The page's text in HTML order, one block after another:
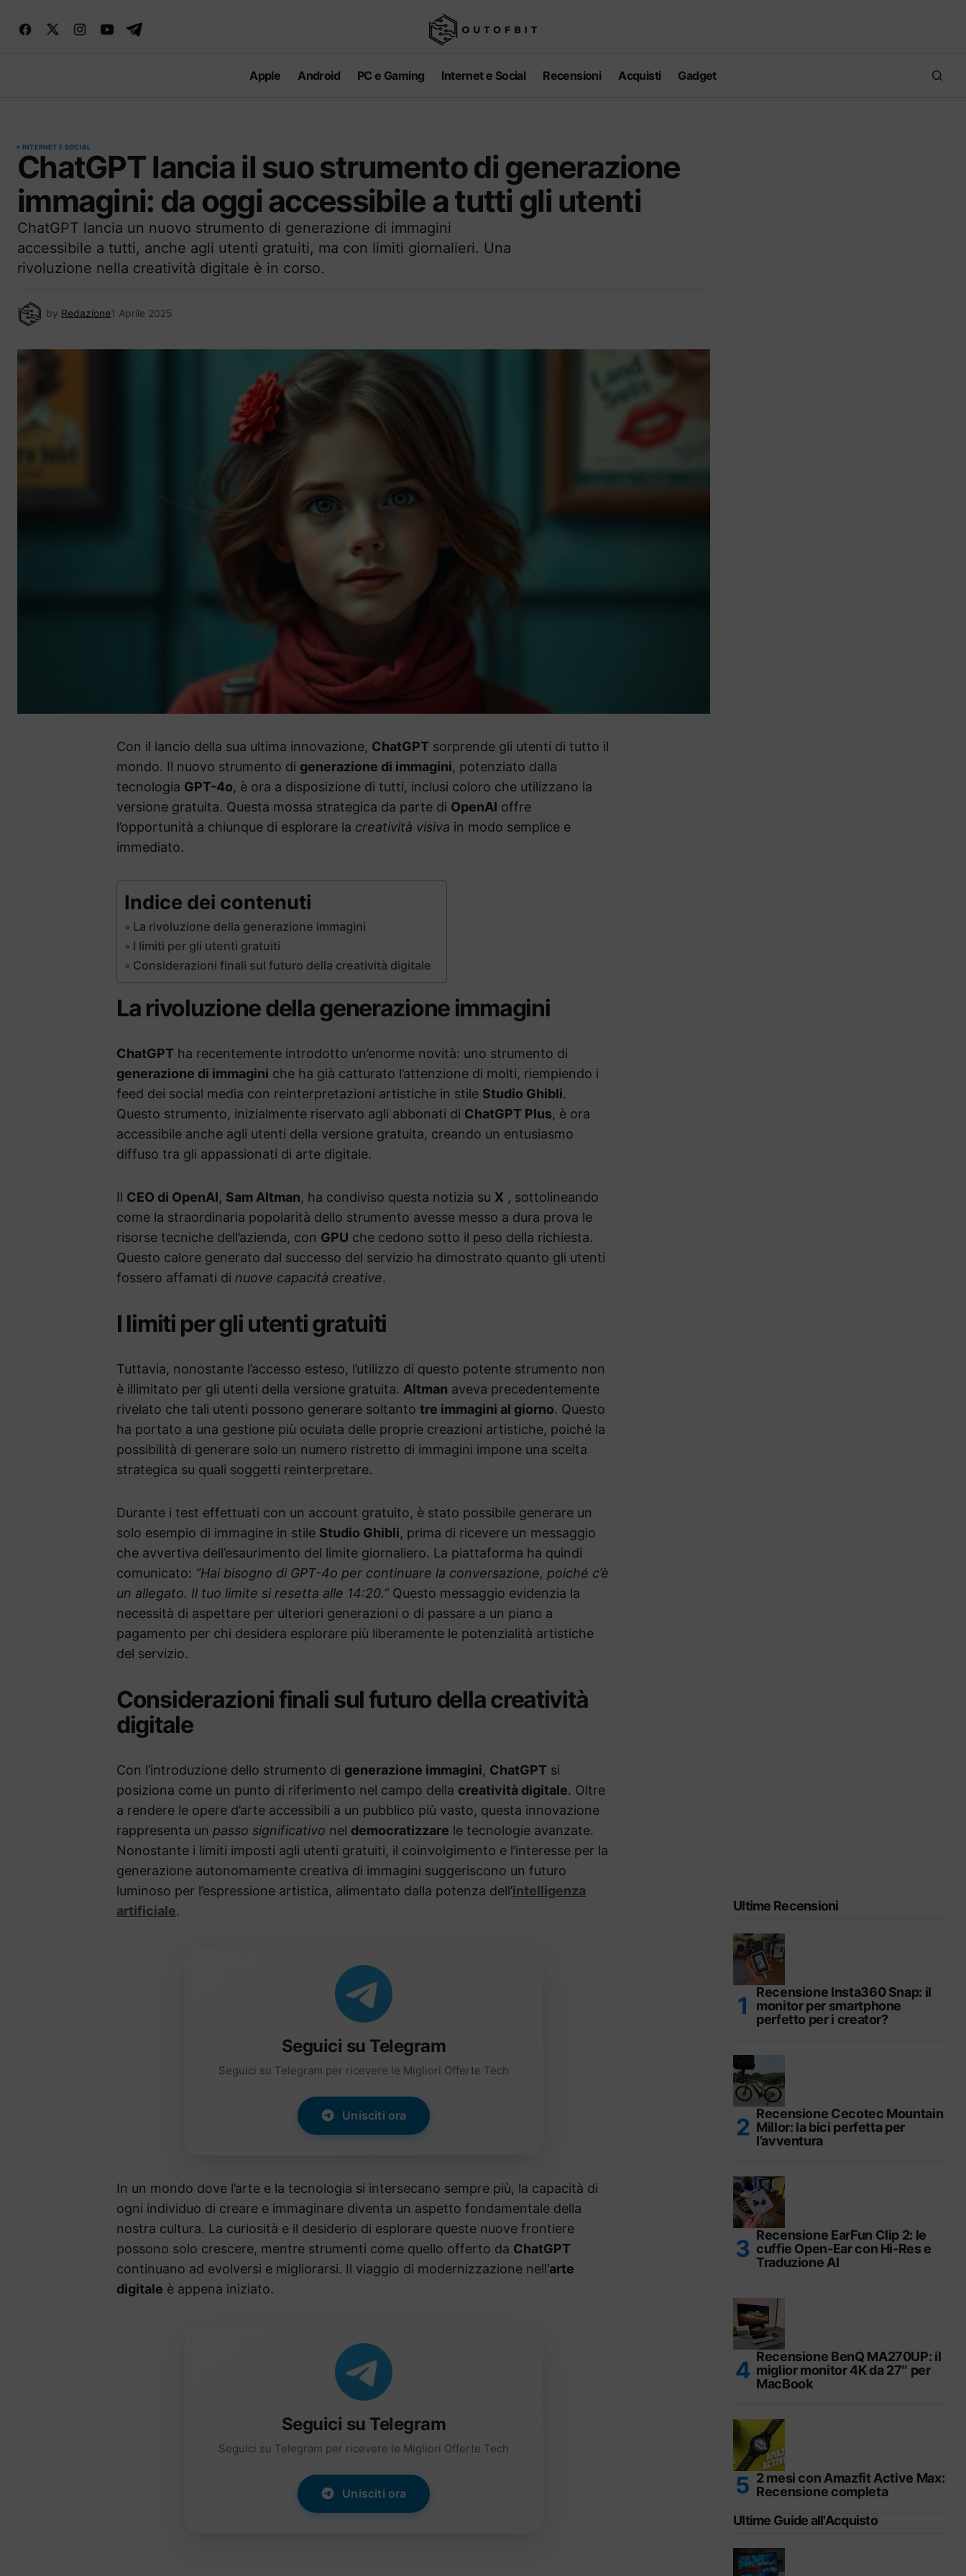
Apple Android PC e Gaming Internet e Social Recensioni Acquisti Gadget
INTERNET E SOCIAL
ChatGPT lancia il suo strumento di generazione
immagini: da oggi accessibile a tutti gli utenti
ChatGPT lancia un nuovo strumento di generazione di immagini
accessibile a tutti, anche agli utenti gratuiti, ma con limiti giornalieri. Una
rivoluzione nella creatività digitale è in corso.
by Redazione1 Aprile 2025
Con il lancio della sua ultima innovazione, ChatGPT sorprende gli utenti di tutto il
mondo. Il nuovo strumento di generazione di immagini, potenziato dalla
tecnologia GPT-4o, è ora a disposizione di tutti, inclusi coloro che utilizzano la
versione gratuita. Questa mossa strategica da parte di OpenAI offre
l’opportunità a chiunque di esplorare la creatività visiva in modo semplice e
immediato.
Indice dei contenuti
La rivoluzione della generazione immagini
I limiti per gli utenti gratuiti
Considerazioni finali sul futuro della creatività digitale
La rivoluzione della generazione immagini
ChatGPT ha recentemente introdotto un’enorme novità: uno strumento di
generazione di immagini che ha già catturato l’attenzione di molti, riempiendo i
feed dei social media con reinterpretazioni artistiche in stile Studio Ghibli.
Questo strumento, inizialmente riservato agli abbonati di ChatGPT Plus, è ora
accessibile anche agli utenti della versione gratuita, creando un entusiasmo
diffuso tra gli appassionati di arte digitale.
Il CEO di OpenAI, Sam Altman, ha condiviso questa notizia su X , sottolineando
come la straordinaria popolarità dello strumento avesse messo a dura prova le
risorse tecniche dell’azienda, con GPU che cedono sotto il peso della richiesta.
Questo calore generato dal successo del servizio ha dimostrato quanto gli utenti
fossero affamati di nuove capacità creative.
I limiti per gli utenti gratuiti
Tuttavia, nonostante l’accesso esteso, l’utilizzo di questo potente strumento non
è illimitato per gli utenti della versione gratuita. Altman aveva precedentemente
rivelato che tali utenti possono generare soltanto tre immagini al giorno. Questo
ha portato a una gestione più oculata delle proprie creazioni artistiche, poiché la
possibilità di generare solo un numero ristretto di immagini impone una scelta
strategica su quali soggetti reinterpretare.
Durante i test effettuati con un account gratuito, è stato possibile generare un
solo esempio di immagine in stile Studio Ghibli, prima di ricevere un messaggio
che avvertiva dell’esaurimento del limite giornaliero. La piattaforma ha quindi
comunicato: “Hai bisogno di GPT-4o per continuare la conversazione, poiché c’è
un allegato. Il tuo limite si resetta alle 14:20.” Questo messaggio evidenzia la
necessità di aspettare per ulteriori generazioni o di passare a un piano a
pagamento per chi desidera esplorare più liberamente le potenzialità artistiche
del servizio.
Considerazioni finali sul futuro della creatività
digitale
Con l’introduzione dello strumento di generazione immagini, ChatGPT si
posiziona come un punto di riferimento nel campo della creatività digitale. Oltre
a rendere le opere d’arte accessibili a un pubblico più vasto, questa innovazione
rappresenta un passo significativo nel democratizzare le tecnologie avanzate.
Nonostante i limiti imposti agli utenti gratuiti, il coinvolgimento e l’interesse per la
generazione autonomamente creativa di immagini suggeriscono un futuro
luminoso per l’espressione artistica, alimentato dalla potenza dell’intelligenza
artificiale.
Seguici su Telegram
Seguici su Telegram per ricevere le Migliori Offerte Tech
Unisciti ora
In un mondo dove l’arte e la tecnologia si intersecano sempre più, la capacità di
ogni individuo di creare e immaginare diventa un aspetto fondamentale della
nostra cultura. La curiosità e il desiderio di esplorare queste nuove frontiere
possono solo crescere, mentre strumenti come quello offerto da ChatGPT
continuano ad evolversi e migliorarsi. Il viaggio di modernizzazione nell’arte
digitale è appena iniziato.
Seguici su Telegram
Seguici su Telegram per ricevere le Migliori Offerte Tech
Unisciti ora
Ultime Recensioni
Recensione Insta360 Snap: il
monitor per smartphone
perfetto per i creator?
Recensione Cecotec Mountain
Millor: la bici perfetta per
l’avventura
Recensione EarFun Clip 2: le
cuffie Open-Ear con Hi-Res e
Traduzione AI
Recensione BenQ MA270UP: il
miglior monitor 4K da 27″ per
MacBook
2 mesi con Amazfit Active Max:
Recensione completa
Ultime Guide all'Acquisto